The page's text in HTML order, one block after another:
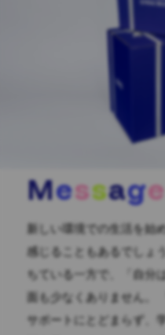
Message
新しい環境での生活を始
感じることもあるでしょ
ちている一方で、「自分
面も少なくありません。
サポートにとどまらず、